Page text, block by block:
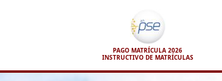
PAGO MATRÍCULA 2026
INSTRUCTIVO DE MATRÍCULAS